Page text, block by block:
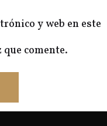
y web en este
comente.